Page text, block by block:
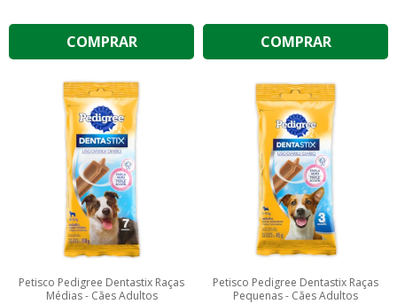
COMPRAR COMPRAR
Petisco Pedigree Dentastix Raças
Médias - Cães Adultos
Petisco Pedigree Dentastix Raças
Pequenas - Cães Adultos